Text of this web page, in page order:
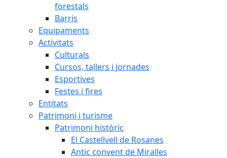
forestals
Barris
Equipaments
Activitats
Culturals
Cursos, tallers i jornades
Esportives
Festes i fires
Entitats
Patrimoni i turisme
Patrimoni històric
El Castellvell de Rosanes
Antic convent de Miralles